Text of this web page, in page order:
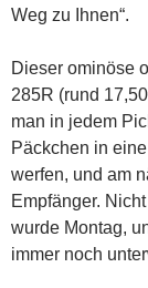
Weg zu Ihnen“.
Dieser ominöse
285R (rund
man in jedem
Päckchen in
werfen, und am
Empfänger.
wurde Montag,
immer noch